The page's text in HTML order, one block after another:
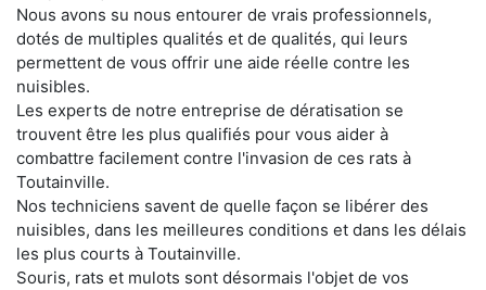
Nous avons su nous entourer de vrais professionnels,
dotés de multiples qualités et de qualités, qui leurs
permettent de vous offrir une aide réelle contre les
nuisibles.
Les experts de notre entreprise de dératisation se
trouvent être les plus qualifiés pour vous aider à
combattre facilement contre l'invasion de ces rats à
Toutainville.
Nos techniciens savent de quelle façon se libérer des
nuisibles, dans les meilleures conditions et dans les délais
les plus courts à Toutainville.
Souris, rats et mulots sont désormais l'objet de vos